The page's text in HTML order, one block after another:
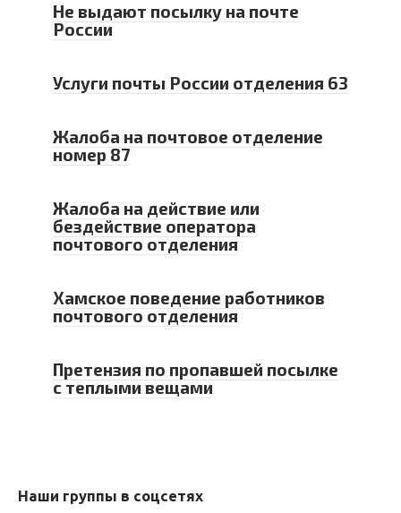
Не выдают посылку на почте
России
Услуги почты России отделения 63
Жалоба на почтовое отделение
номер 87
Жалоба на действие или
бездействие оператора
почтового отделения
Хамское поведение работников
почтового отделения
Претензия по пропавшей посылке
с теплыми вещами
Наши группы в соцсетях